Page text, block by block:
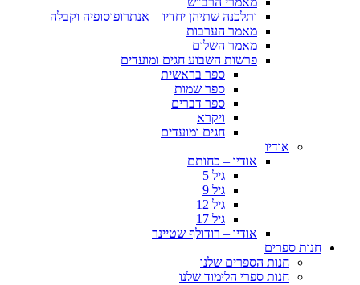
ותלכנה שתיהן יחדיו – אנתרופוסופיה וקבלה
מאמר הערבות
מאמר השלום
פרשות השבוע חגים ומועדים
ספר בראשית
ספר שמות
ספר דברים
ויקרא
חגים ומועדים
אודיו
אודיו – כחותם
גיל 5
גיל 9
גיל 12
גיל 17
אודיו – רודולף שטיינר
חנות ספרים
חנות הספרים שלנו
חנות ספרי הלימוד שלנו